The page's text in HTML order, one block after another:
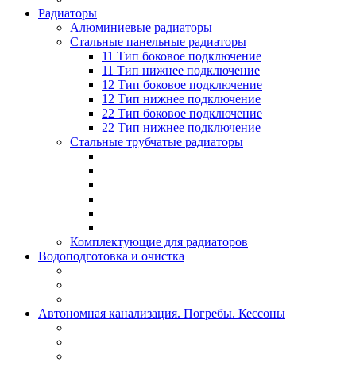
Радиаторы
Алюминиевые радиаторы
Стальные панельные радиаторы
11 Тип боковое подключение
11 Тип нижнее подключение
12 Тип боковое подключение
12 Тип нижнее подключение
22 Тип боковое подключение
22 Тип нижнее подключение
Стальные трубчатые радиаторы
Комплектующие для радиаторов
Водоподготовка и очистка
Автономная канализация. Погребы. Кессоны